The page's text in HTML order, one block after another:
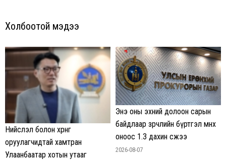
Холбоотой мэдээ
Нийслэл болон хөрөнгө
оруулагчидтай хамтран
Улаанбаатар хотын утааг
Энэ оны эхний долоон сарын
байдлаар зөрчлийн бүртгэл өмнөх
оноос 1.3 дахин өсжээ
2026-08-07